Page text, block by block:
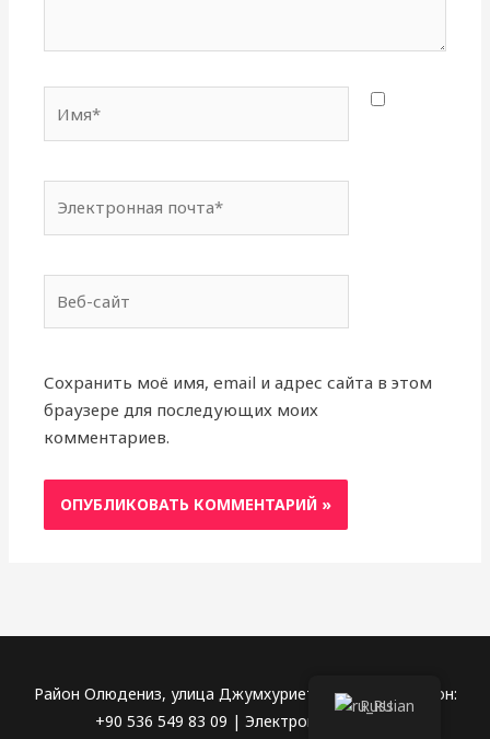
почта*
сайт
Сохранить моё имя, email и адрес сайта в этом
браузере для последующих моих
комментариев.
Район Олюдениз, улица Джумхуриет № 68/5 | Телефон:
+90 536 549 83 09 | Электронная почта:
Russian